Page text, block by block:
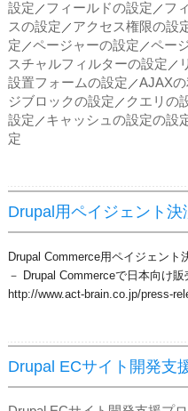
設定 ／ フィールドの設定 ／ フ
スの設定 ／ アクセス権限の設
定 ／ページャーの設定 ／ペー
スチャルフィルターの設定 ／
設置フォームの設定 ／AJAX
ジブロックの設定 ／ クエリの
設定 ／ キャッシュの設定の設
定
Drupal用ペイジェント
Drupal Commerce用ペイジェント
－ Drupal Commerceで日本向け販
http://www.act-brain.co.jp/press-
Drupal ECサイト開発支